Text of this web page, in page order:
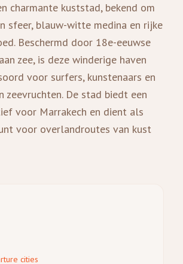
charmante kuststad, bekend om
sfeer, blauw-witte medina en rijke
Beschermd door 18e-eeuwse
zee, is deze winderige haven
voor surfers, kunstenaars en
zeevruchten. De stad biedt een
voor Marrakech en dient als
voor overlandroutes van kust
cities